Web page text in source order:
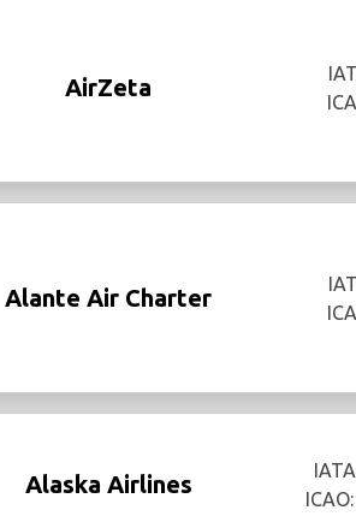
AirZeta
Alante Air Charter
Alaska Airlines